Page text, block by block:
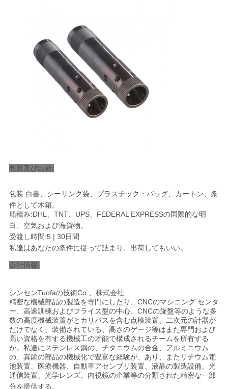
包装及び出荷:
包装:白書、シーリング袋、プラスチック・バッグ、カートン、条
件として木箱。
船積み:DHL、TNT、UPS、FEDERAL EXPRESSの国際的な明
白、空気および海貨物。
受渡し時間:5 | 30日間
私達はあなたの条件に従って詰まり、出荷してもいい。
会社情報:
シンセンTuofaの技術Co.、株式会社
精密な機械部品の製造を専門にしたり、CNCのマシニング センタ
ー、高速訓練およびフライス盤の中心、CNCの旋盤等のような多
数の高度機械装置がとカリパスを含む点検装置、二次元の計器が
だけでなく、装備されている、高さのゲージ等はまた専門および
高い資格を有する機械工の才能で構成されるチームを所有する
が。私達にステンレス鋼の、チタニウムの合金、アルミニウム
の、真鍮の部品の機械化で豊富な経験が、あり、またリチウム電
池装置、医療機器、自動車アセンブリ装置、液晶の製造設備、光
通信装置、光学レンズ、内視鏡の企業等の分類された精密な一部
分を提供する。